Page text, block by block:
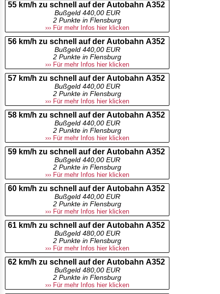
55 km/h zu schnell auf der Autobahn A352
Bußgeld 440,00 EUR
2 Punkte in Flensburg
››› Für mehr Infos hier klicken
56 km/h zu schnell auf der Autobahn A352
Bußgeld 440,00 EUR
2 Punkte in Flensburg
››› Für mehr Infos hier klicken
57 km/h zu schnell auf der Autobahn A352
Bußgeld 440,00 EUR
2 Punkte in Flensburg
››› Für mehr Infos hier klicken
58 km/h zu schnell auf der Autobahn A352
Bußgeld 440,00 EUR
2 Punkte in Flensburg
››› Für mehr Infos hier klicken
59 km/h zu schnell auf der Autobahn A352
Bußgeld 440,00 EUR
2 Punkte in Flensburg
››› Für mehr Infos hier klicken
60 km/h zu schnell auf der Autobahn A352
Bußgeld 440,00 EUR
2 Punkte in Flensburg
››› Für mehr Infos hier klicken
61 km/h zu schnell auf der Autobahn A352
Bußgeld 480,00 EUR
2 Punkte in Flensburg
››› Für mehr Infos hier klicken
62 km/h zu schnell auf der Autobahn A352
Bußgeld 480,00 EUR
2 Punkte in Flensburg
››› Für mehr Infos hier klicken